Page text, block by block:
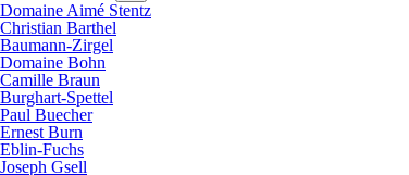
Domaine Aimé Stentz
Christian Barthel
Baumann-Zirgel
Domaine Bohn
Camille Braun
Burghart-Spettel
Paul Buecher
Ernest Burn
Eblin-Fuchs
Joseph Gsell